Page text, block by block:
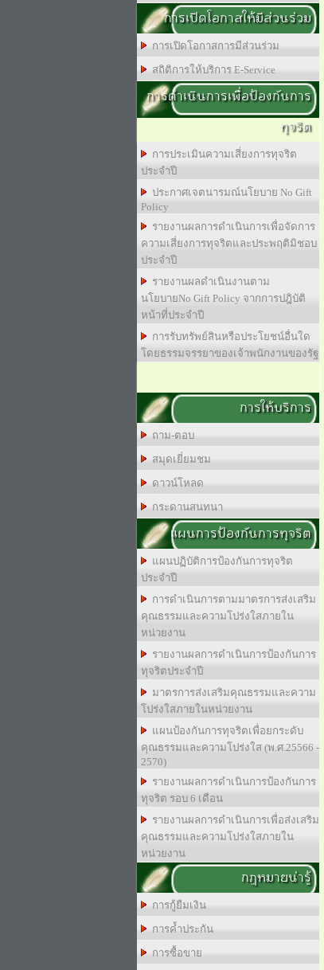
การเปิดโอกาสให้มีส่วนร่วม
การเปิดโอกาสการมีส่วนร่วม
สถิติการให้บริการ E-Service
การดำเนินการเพื่อป้องกันการ
ทุจริต
การประเมินความเสี่ยงการทุจริต
ประจำปี
ประกาศเจตนารมณ์นโยบาย No Gift
Policy
รายงานผลการดำเนินการเพื่อจัดการ
ความเสี่ยงการทุจริตและประพฤติมิชอบ
ประจำปี
รายงานผลดำเนินงานตาม
นโยบายNo Gift Policy จากการปฎิบัติ
หน้าที่ประจำปี
การรับทรัพย์สินหรือประโยชน์อื่นใด
โดยธรรมจรรยาของเจ้าพนักงานของรัฐ
การให้บริการ
ถาม-ตอบ
สมุดเยี่ยมชม
ดาวน์โหลด
กระดานสนทนา
แผนการป้องกันการทุจริต
แผนปฏิบัติการป้องกันการทุจริต
ประจำปี
การดำเนินการตามมาตรการส่งเสริม
คุณธรรมและความโปร่งใสภายใน
หน่วยงาน
รายงานผลการดำเนินการป้องกันการ
ทุจริตประจำปี
มาตรการส่งเสริมคุณธรรมและความ
โปร่งใสภายในหน่วยงาน
แผนป้องกันการทุจริตเพื่อยกระดับ
คุณธรรมและความโปร่งใส (พ.ศ.25566 -
2570)
รายงานผลการดำเนินการป้องกันการ
ทุจริต รอบ 6 เดือน
รายงานผลการดำเนินการเพื่อส่งเสริม
คุณธรรมและความโปร่งใสภายใน
หน่วยงาน
กฎหมายน่ารู้
การกู้ยืมเงิน
การค้ำประกัน
การซื้อขาย